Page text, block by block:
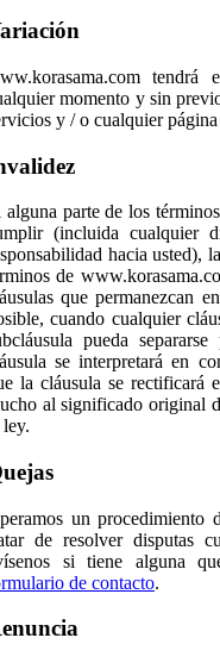
momento y sin
y / o cualquier
alguna parte de los
(incluida cualquier
hacia usted),
de
que permanezcan
cuando cualquier
pueda
se interpretará en
la cláusula se rectificará
al significado original
un procedimiento
de resolver disputas
si tiene alguna
de contacto.